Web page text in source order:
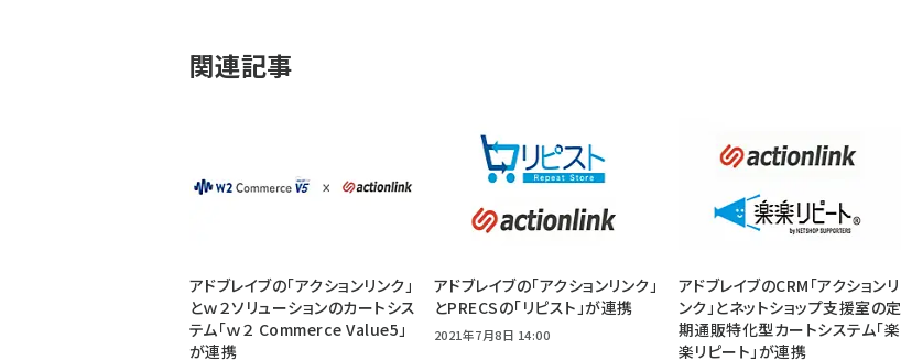
関連記事
アドブレイブの「アクションリンク」
とｗ２ソリューションのカートシス
テム「ｗ２ Commerce Value5」
が連携
アドブレイブの「アクションリンク」
とPRECSの「リピスト」が連携
2021年7月8日 14:00
アドブレイブのCRM「アクションリ
ンク」とネットショップ支援室の定
期通販特化型カートシステム「楽
楽リピート」が連携